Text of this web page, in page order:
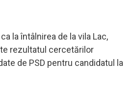
la întâlnirea de la vila Lac,
rezultatul cercetărilor
de PSD pentru candidatul la